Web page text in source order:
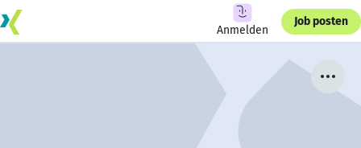
Anmelden
Job posten